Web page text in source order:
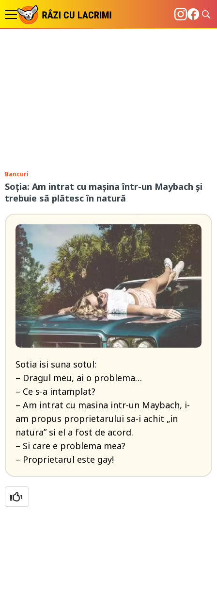
Bancuri
Soția: Am intrat cu mașina într-un Maybach și
trebuie să plătesc în natură
Sotia isi suna sotul:
– Dragul meu, ai o problema…
– Ce s-a intamplat?
– Am intrat cu masina intr-un Maybach, i-
am propus proprietarului sa-i achit „in
natura” si el a fost de acord.
– Si care e problema mea?
– Proprietarul este gay!
1